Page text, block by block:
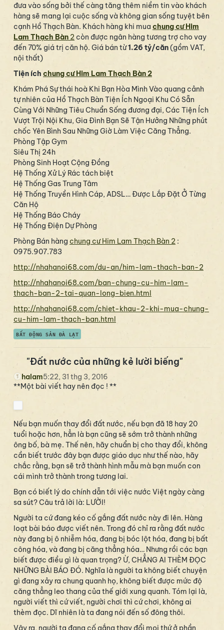
đưa vào sống bởi thế càng tăng thêm niềm tin vào khách
hàng sẽ mang lại cuộc sống và không gian sống tuyệt bên
cạnh Hồ Thạch Bàn. Khách hàng khi mua chung cư Him
Lam Thạch Bàn 2 còn được ngân hàng tương trợ cho vay
đến 70% giá trị căn hộ. Giá bán từ1.26 tỷ/căn(gồm VAT,
nội thất)
Tiện ích chung cư Him Lam Thạch Bàn 2
Khám Phá Sự thái hoà Khi Bạn Hòa Mình Vào quang cảnh
tự nhiên của Hồ Thạch Bàn Tiện Ích Ngoại Khu Có Sẵn
Cùng Với Những Tiêu Chuẩn Sống đương đại, Các Tiện Ích
Vượt Trội Nội Khu, Gia Đình Bạn Sẽ Tận Hưởng Những phút
chốc Yên Bình Sau Những Giờ Làm Việc Căng Thẳng.
Phòng Tập Gym
Siêu Thị 24h
Phòng Sinh Hoạt Cộng Đồng
Hệ Thống Xử Lý Rác tách biệt
Hệ Thống Gas Trung Tâm
Hệ Thống Truyền Hình Cáp, ADSL… Được Lắp Đặt Ở Từng
Căn Hộ
Hệ Thống Báo Cháy
Hệ Thống Điện Dự Phòng
Phòng Bán hàng chung cư Him Lam Thạch Bàn 2 :
0975.907.783
http://nhahanoi68.com/du-an/him-lam-thach-ban-2
http://nhahanoi68.com/ban-chung-cu-him-lam-
thach-ban-2-tai-quan-long-bien.html
http://nhahanoi68.com/chiet-khau-2-khi-mua-chung-
cu-him-lam-thach-ban.html
BẤT ĐỘNG SẢN ĐÀ LẠT
"Đất nước của những kẻ lười biếng"
halam5:22, 31 thg 3, 2016
**Một bài viết hay nên đọc ! **
Nếu bạn muốn thay đổi đất nước, nếu bạn đã 18 hay 20
tuổi hoặc hơn, hẳn là bạn cũng sẽ sớm trở thành những
ông bố, bà mẹ. Thế nên, hãy chuẩn bị cho thay đổi, không
cần biết trước đây bạn được giáo dục như thế nào, hãy
chắc rằng, bạn sẽ trở thành hình mẫu mà bạn muốn con
cái mình trở thành trong tương lai.
Bạn có biết lý do chính dẫn tới việc nước Việt ngày càng
sa sút? Câu trả lời là: LƯỜI!
Người ta cứ đang kéo cố gắng đất nước này đi lên. Hàng
loạt bài báo được viết nên. Trong đó chỉ ra rằng đất nước
này đang bị ô nhiễm hóa, đang bị bóc lột hóa, đang bị bất
công hóa, và đang bị căng thẳng hóa… Nhưng rồi các bạn
biết được điều gì là quan trọng? Ừ, CHẲNG AI THÈM ĐỌC
NHỮNG BÀI BÁO ĐÓ. Nghĩa là người ta không biết chuyện
gì đang xảy ra chung quanh họ, không biết được mức độ
căng thẳng leo thang của thế giới xung quanh. Tóm lại là,
người viết thì cứ viết, người chơi thì cứ chơi, không ai
thèm đọc. Dĩ nhiên là ta đang nói đến số đông thôi.
Vậy ra, người ta đang cố gắng thay đổi mọi thứ ở phần